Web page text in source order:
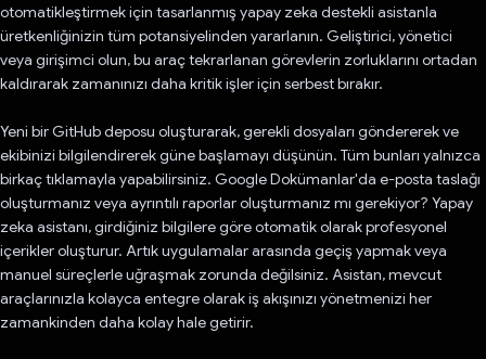
otomatikleştirmek için tasarlanmış yapay zeka destekli asistanla
üretkenliğinizin tüm potansiyelinden yararlanın. Geliştirici, yönetici
veya girişimci olun, bu araç tekrarlanan görevlerin zorluklarını ortadan
kaldırarak zamanınızı daha kritik işler için serbest bırakır.
Yeni bir GitHub deposu oluşturarak, gerekli dosyaları göndererek ve
ekibinizi bilgilendirerek güne başlamayı düşünün. Tüm bunları yalnızca
birkaç tıklamayla yapabilirsiniz. Google Dokümanlar'da e-posta taslağı
oluşturmanız veya ayrıntılı raporlar oluşturmanız mı gerekiyor? Yapay
zeka asistanı, girdiğiniz bilgilere göre otomatik olarak profesyonel
içerikler oluşturur. Artık uygulamalar arasında geçiş yapmak veya
manuel süreçlerle uğraşmak zorunda değilsiniz. Asistan, mevcut
araçlarınızla kolayca entegre olarak iş akışınızı yönetmenizi her
zamankinden daha kolay hale getirir.